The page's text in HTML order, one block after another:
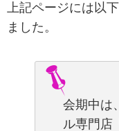
上記ページには以
ました。
会期中は
ル専門店